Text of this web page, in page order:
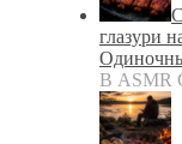
глазури
В ASMR